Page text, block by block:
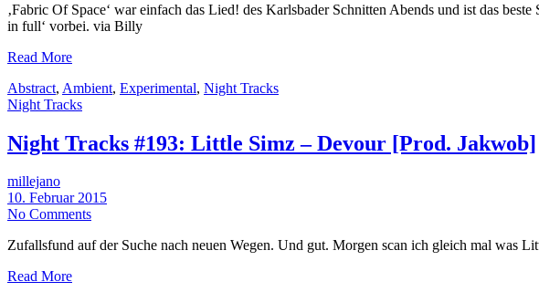
‚Fabric Of Space‘ war einfach das Lied! des Karlsbader Schnitten Abends und ist das
in full‘ vorbei. via Billy
Read More
Abstract, Ambient, Experimental, Night Tracks
Night Tracks
Night Tracks #193: Little Simz – Devour [Prod. Jakwob]
millejano
10. Februar 2015
No Comments
Zufallsfund auf der Suche nach neuen Wegen. Und gut. Morgen scan ich gleich mal was
Read More